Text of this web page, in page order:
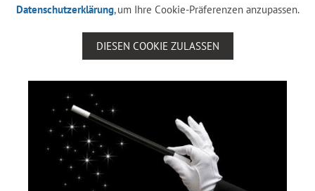
Datenschutzerklärung, um Ihre Cookie-Präferenzen anzupassen.
DIESEN COOKIE ZULASSEN